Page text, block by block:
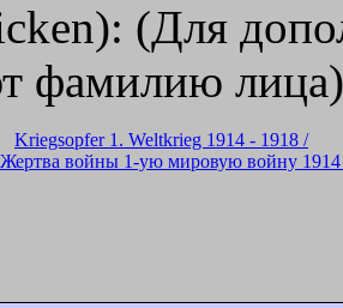
(Для
фамилию лица)
Kriegsopfer 1. Weltkrieg 1914 - 1918 /
Жертва войны 1-ую мировую войну 1914